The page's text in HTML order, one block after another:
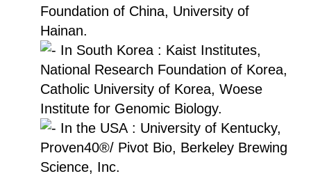
Foundation of China, University of
Hainan.
In South Korea : Kaist Institutes,
National Research Foundation of Korea,
Catholic University of Korea, Woese
Institute for Genomic Biology.
In the USA : University of Kentucky,
Proven40®/ Pivot Bio, Berkeley Brewing
Science, Inc.